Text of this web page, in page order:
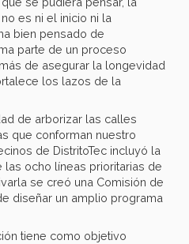
es ni el inicio ni la
bien pensado de
parte de un proceso
de asegurar la longevidad
los lazos de la
de arborizar las calles
que conforman nuestro
de DistritoTec incluyó la
ocho líneas prioritarias de
se creó una Comisión de
diseñar un amplio programa
tiene como objetivo